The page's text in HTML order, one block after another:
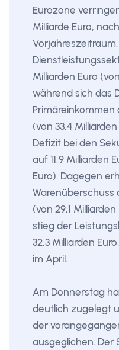
Eurozone
Milliarde Euro,
Milliarden Euro
während sich das
Primäreinkommen
(von 33,4
Defizit bei den
auf 11,9 Milliarden
Euro). Dagegen
Warenüberschuss
(von 29,1
stieg der
32,3 Milliarden
im April.
Am Donnerstag
deutlich zugelegt
der
ausgeglichen. Der